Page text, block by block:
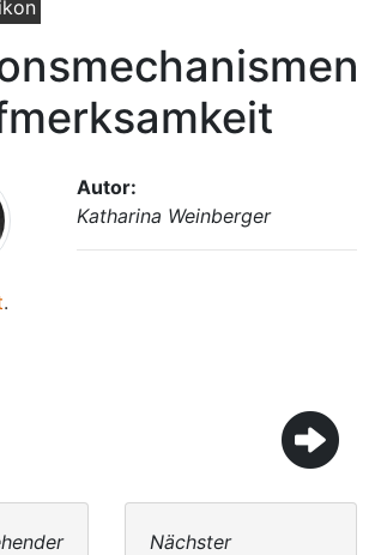
Autor:
Katharina Weinberger
.
Nächster